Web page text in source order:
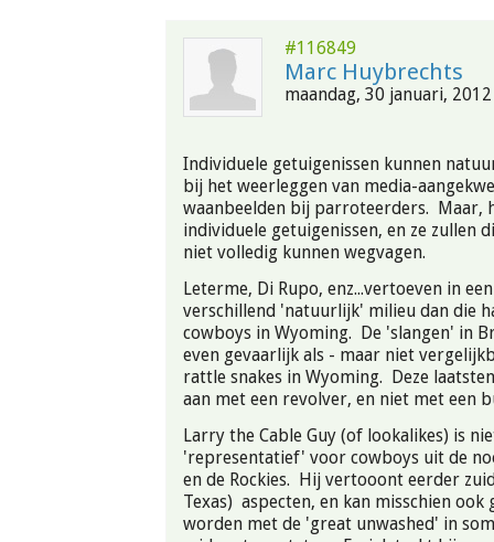
#116849
Marc Huybrechts
maandag, 30 januari,
Individuele getuigenissen kunnen
bij het weerleggen van media-
waanbeelden bij parroteerders. Maar,
individuele getuigenissen, en ze zullen
niet volledig kunnen wegvagen.
Leterme, Di Rupo, enz...vertoeven in
verschillend 'natuurlijk' milieu dan die
cowboys in Wyoming. De 'slangen' in
even gevaarlijk als - maar niet
rattle snakes in Wyoming. Deze
aan met een revolver, en niet met een
Larry the Cable Guy (of lookalikes) is
'representatief' voor cowboys uit de
en de Rockies. Hij vertooont eerder
Texas) aspecten, en kan misschien ook
worden met de 'great unwashed' in